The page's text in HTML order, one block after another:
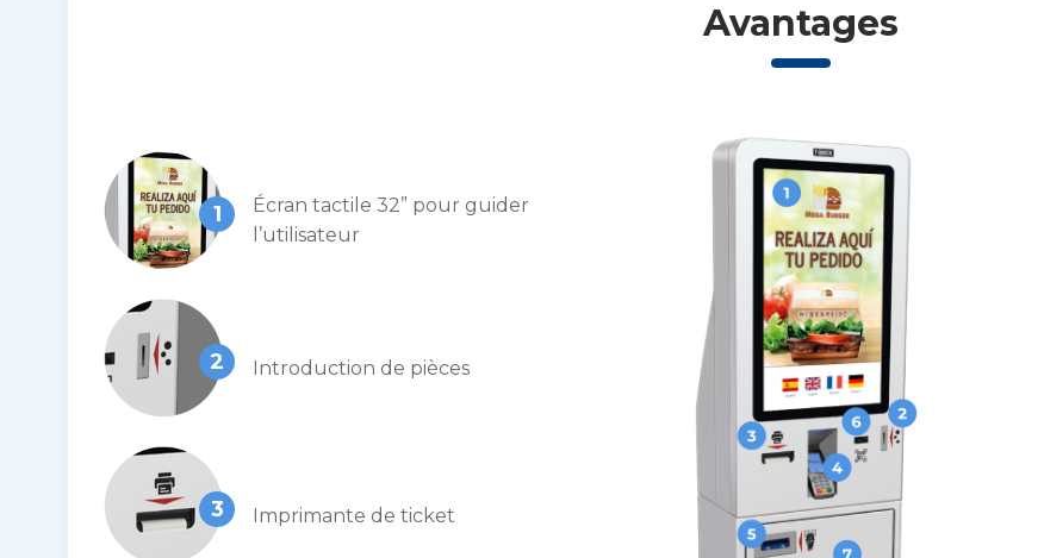
Avantages
1
Écran tactile 32” pour guider
l’utilisateur
2 Introduction de pièces
3 Imprimante de ticket